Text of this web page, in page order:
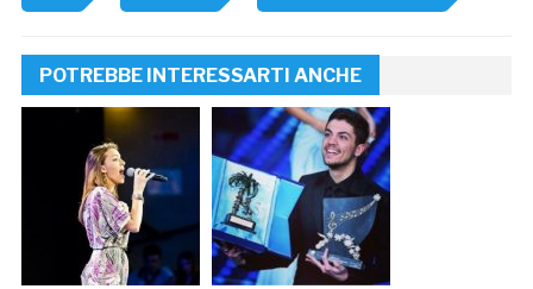
POTREBBE INTERESSARTI ANCHE